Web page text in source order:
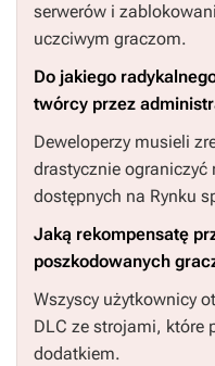
serwerów i
uczciwym graczom.
Do jakiego
twórcy przez
Deweloperzy musieli
drastycznie ograniczyć
dostępnych na Rynku
Jaką rekompensatę
poszkodowanych
Wszyscy użytkownicy
DLC ze strojami, które
dodatkiem.